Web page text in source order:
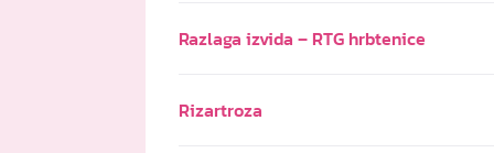
Razlaga izvida – RTG hrbtenice
Rizartroza